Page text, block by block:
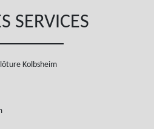
SERVICES
Kolbsheim